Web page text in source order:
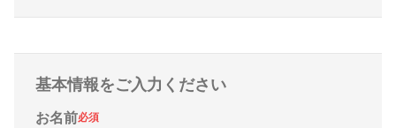
基本情報をご入力ください
お名前必須